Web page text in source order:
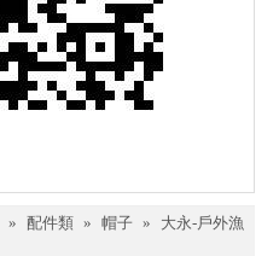
» 配件類 » 帽子 »
大永-戶外漁